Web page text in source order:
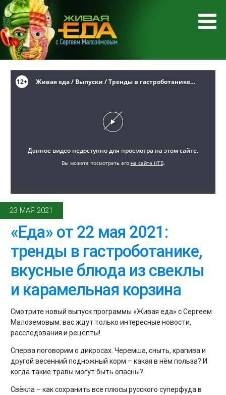
23 МАЯ 2021
«Еда» от 22 мая 2021:
тренды в гастроботанике,
вкусные блюда из свеклы
и карамельная корзина
Смотрите новый выпуск программы «Живая еда» с Сергеем
Малоземовым: вас ждут только интересные новости,
расследования и рецепты!
Сперва поговорим о дикросах. Черемша, сныть, крапива и
другой весенний подножный корм – какая в нём польза? И
когда такие травы могут быть опасны?
Свёкла – как сохранить все плюсы русского суперфуда в